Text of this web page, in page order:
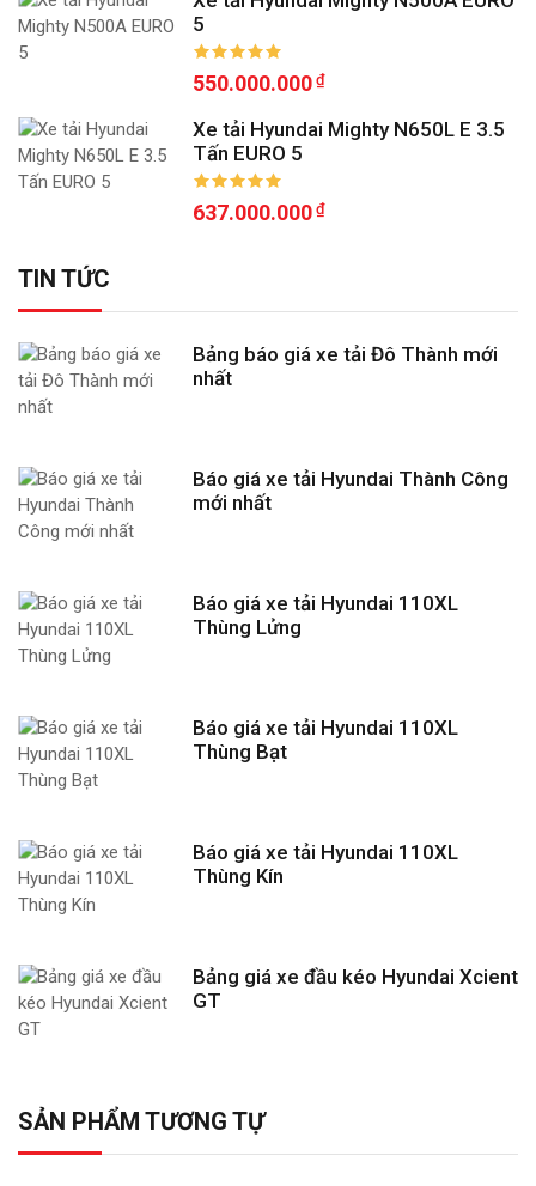
5
550.000.000
Xe tải Hyundai Mighty N650L E 3.5
Tấn EURO 5
637.000.000
TIN TỨC
Bảng báo giá xe tải Đô Thành mới
nhất
Báo giá xe tải Hyundai Thành Công
mới nhất
Báo giá xe tải Hyundai 110XL
Thùng Lửng
Báo giá xe tải Hyundai 110XL
Thùng Bạt
Báo giá xe tải Hyundai 110XL
Thùng Kín
Bảng giá xe đầu kéo Hyundai Xcient
GT
SẢN PHẨM TƯƠNG TỰ